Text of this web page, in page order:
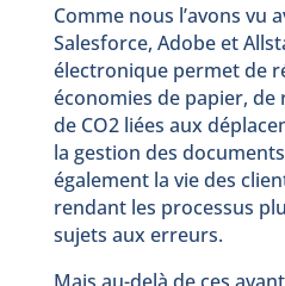
Comme nous l’avons vu
Salesforce, Adobe et
électronique permet de
économies de papier, de
de CO2 liées aux
la gestion des
également la vie des
rendant les processus
sujets aux erreurs.